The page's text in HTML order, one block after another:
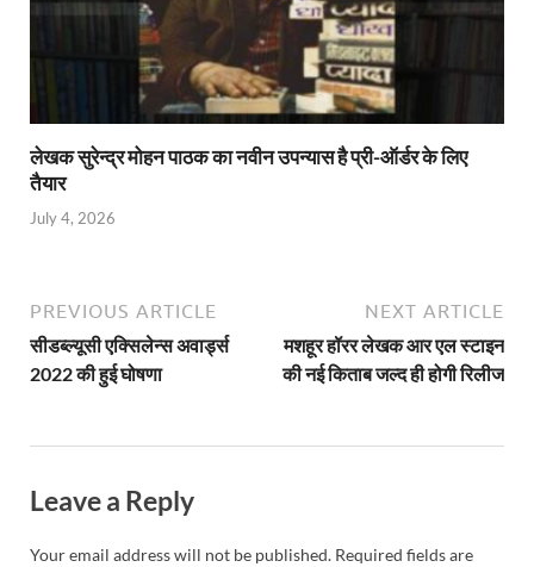
लेखक सुरेन्द्र मोहन पाठक का नवीन उपन्यास है प्री-ऑर्डर के लिए
तैयार
July 4, 2026
PREVIOUS ARTICLE
सीडब्ल्यूसी एक्सिलेन्स अवार्ड्स
2022 की हुई घोषणा
NEXT ARTICLE
मशहूर हॉरर लेखक आर एल स्टाइन
की नई किताब जल्द ही होगी रिलीज
Leave a Reply
Your email address will not be published. Required fields are